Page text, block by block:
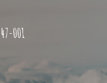
001